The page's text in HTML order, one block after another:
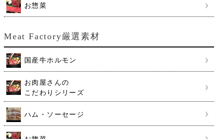
お惣菜
Meat Factory厳選素材
国産牛ホルモン
お肉屋さんの
こだわりシリーズ
ハム・ソーセージ